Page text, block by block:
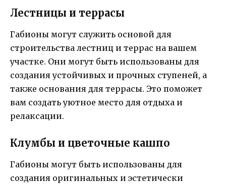
Лестницы и террасы
Габионы могут служить основой для
строительства лестниц и террас на вашем
участке. Они могут быть использованы для
создания устойчивых и прочных ступеней, а
также основания для террасы. Это поможет
вам создать уютное место для отдыха и
релаксации.
Клумбы и цветочные кашпо
Габионы могут быть использованы для
создания оригинальных и эстетически